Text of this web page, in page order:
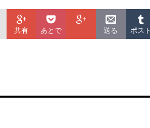
共有 あとで 送る ポス